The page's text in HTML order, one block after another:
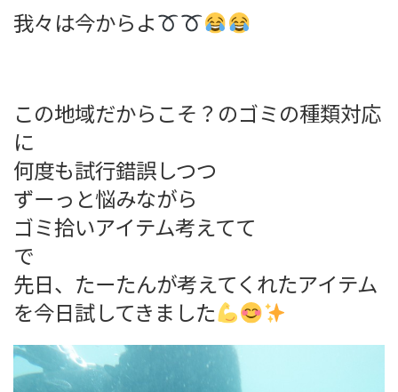
我々は今からよ
この地域だからこそ？のゴミの種類対応
に
何度も試行錯誤しつつ
ずーっと悩みながら
ゴミ拾いアイテム考えてて
で
先日、たーたんが考えてくれたアイテム
を今日試してきました